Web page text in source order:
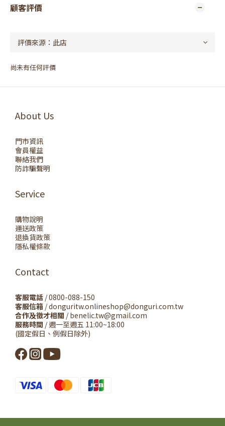
顧客評價
尚未有任何評價
About Us
門市資訊
會員權益
聯絡我們
防詐騙聲明
Service
購物說明
運送政策
退換貨政策
隱私權條款
Contact
客服電話 / 0800-088-150
客服信箱 / donguritw.onlineshop@donguri.com.tw
合作及徵才相關 / benelic.tw@gmail.com
服務時間 / 週一至週五 11:00~18:00
(國定假日、例假日除外)